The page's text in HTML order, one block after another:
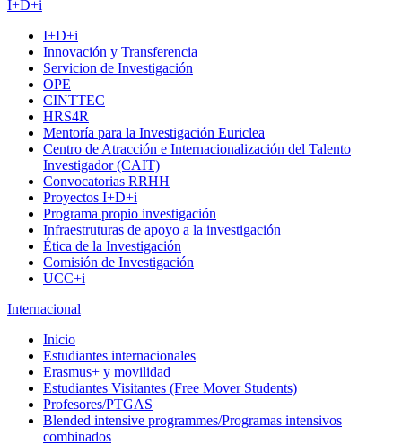
I+D+i
I+D+i
Innovación y Transferencia
Servicion de Investigación
OPE
CINTTEC
HRS4R
Mentoría para la Investigación Euriclea
Centro de Atracción e Internacionalización del Talento
Investigador (CAIT)
Convocatorias RRHH
Proyectos I+D+i
Programa propio investigación
Infraestruturas de apoyo a la investigación
Ética de la Investigación
Comisión de Investigación
UCC+i
Internacional
Inicio
Estudiantes internacionales
Erasmus+ y movilidad
Estudiantes Visitantes (Free Mover Students)
Profesores/PTGAS
Blended intensive programmes/Programas intensivos
combinados